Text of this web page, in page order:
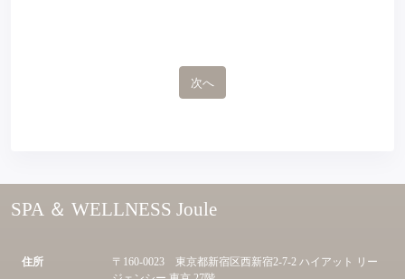
次へ
SPA ＆ WELLNESS Joule
住所
〒160-0023 東京都新宿区西新宿2-7-2 ハイアット リー